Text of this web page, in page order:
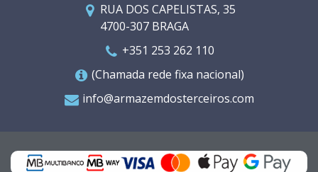
RUA DOS CAPELISTAS, 35
4700-307 BRAGA
+351 253 262 110
(Chamada rede fixa nacional)
info@armazemdosterceiros.com